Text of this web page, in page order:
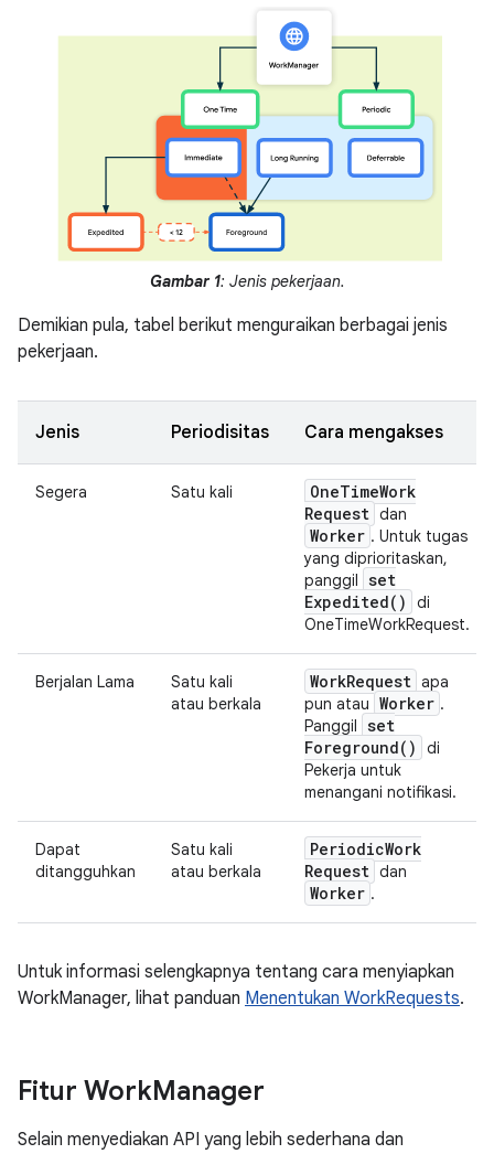
Gambar 1: Jenis pekerjaan.
Demikian pula, tabel berikut menguraikan berbagai jenis
pekerjaan.
Jenis Periodisitas Cara mengakses
Segera Satu kali OneTimeWork
Request dan
Worker . Untuk tugas
yang diprioritaskan,
panggil set
Expedited( )
di
OneTimeWorkRequest.
Berjalan Lama
Satu kali
atau berkala
WorkRequest apa
pun atau Worker .
Panggil set
Foreground( )
di
Pekerja untuk
menangani notifikasi.
Dapat
ditangguhkan
Satu kali
atau berkala
PeriodicWork
Request dan
Worker .
Untuk informasi selengkapnya tentang cara menyiapkan
WorkManager, lihat panduan Menentukan WorkRequests.
Fitur WorkManager
Selain menyediakan API yang lebih sederhana dan